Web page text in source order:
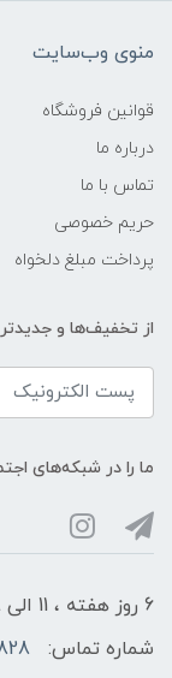
منوی وب‌سایت
قوانین فروشگاه
درباره ما
تماس با ما
حریم خصوصی
پرداخت مبلغ دلخواه
از تخفیف‌ها و
ما را در شبکه‌های
6 روز هفته ، 11 الی 18 پاسخگوی شما هستیم
شماره تماس: